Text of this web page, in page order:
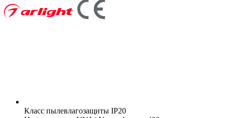
Класс пылевлагозащиты IP20